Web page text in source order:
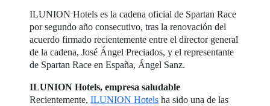
ILUNION Hotels es la cadena oficial de Spartan Race
por segundo año consecutivo, tras la renovación del
acuerdo firmado recientemente entre el director general
de la cadena, José Ángel Preciados, y el representante
de Spartan Race en España, Ángel Sanz.
ILUNION Hotels, empresa saludable
Recientemente,ILUNION Hotels ha sido una de las